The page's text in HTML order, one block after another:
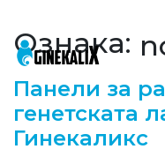
Main
Ознака:
Панели за
генетската
Гинекаликс